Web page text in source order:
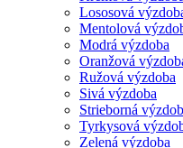
Lososová
Mentolová
Modrá výzdoba
Oranžová
Ružová výzdoba
Sivá výzdoba
Strieborná
Tyrkysová
Zelená výzdoba